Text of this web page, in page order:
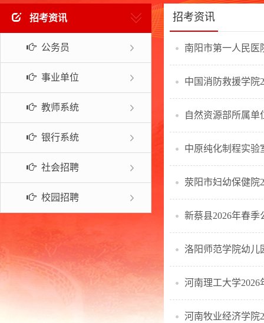
正在报名
准考证打印
成绩查询
名单公示
常见问题
事业单位
教师系统
银行系统
社会招聘
校园招聘
招考资讯
公务员
事业单位
教师系统
银行系统
社会招聘
校园招聘
招考资讯
南阳市第一人民医
中国消防救援学院
自然资源部所属单
中原纯化制程实验
荥阳市妇幼保健院
新蔡县2026年春
洛阳师范学院幼儿
河南理工大学2026
河南牧业经济学院